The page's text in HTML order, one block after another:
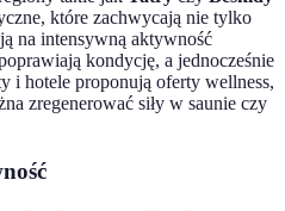
które zachwycają nie tylko
na intensywną aktywność
kondycję, a jednocześnie
i hotele proponują oferty wellness,
zregenerować siły w saunie czy